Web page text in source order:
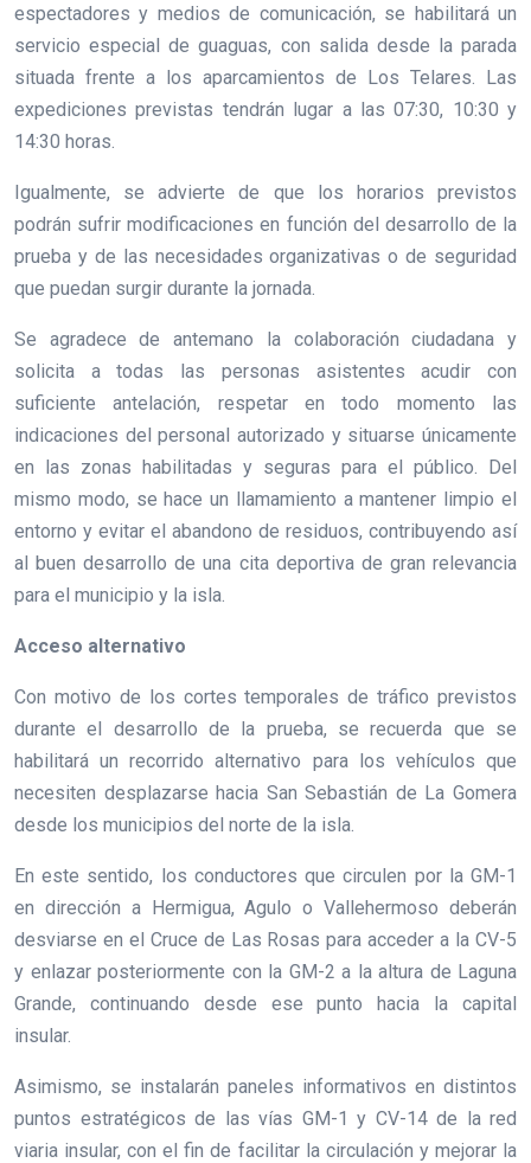
espectadores y medios de comunicación, se habilitará un
servicio especial de guaguas, con salida desde la parada
situada frente a los aparcamientos de Los Telares. Las
expediciones previstas tendrán lugar a las 07:30, 10:30 y
14:30 horas.
Igualmente, se advierte de que los horarios previstos
podrán sufrir modificaciones en función del desarrollo de la
prueba y de las necesidades organizativas o de seguridad
que puedan surgir durante la jornada.
Se agradece de antemano la colaboración ciudadana y
solicita a todas las personas asistentes acudir con
suficiente antelación, respetar en todo momento las
indicaciones del personal autorizado y situarse únicamente
en las zonas habilitadas y seguras para el público. Del
mismo modo, se hace un llamamiento a mantener limpio el
entorno y evitar el abandono de residuos, contribuyendo así
al buen desarrollo de una cita deportiva de gran relevancia
para el municipio y la isla.
Acceso alternativo
Con motivo de los cortes temporales de tráfico previstos
durante el desarrollo de la prueba, se recuerda que se
habilitará un recorrido alternativo para los vehículos que
necesiten desplazarse hacia San Sebastián de La Gomera
desde los municipios del norte de la isla.
En este sentido, los conductores que circulen por la GM-1
en dirección a Hermigua, Agulo o Vallehermoso deberán
desviarse en el Cruce de Las Rosas para acceder a la CV-5
y enlazar posteriormente con la GM-2 a la altura de Laguna
Grande, continuando desde ese punto hacia la capital
insular.
Asimismo, se instalarán paneles informativos en distintos
puntos estratégicos de las vías GM-1 y CV-14 de la red
viaria insular, con el fin de facilitar la circulación y mejorar la